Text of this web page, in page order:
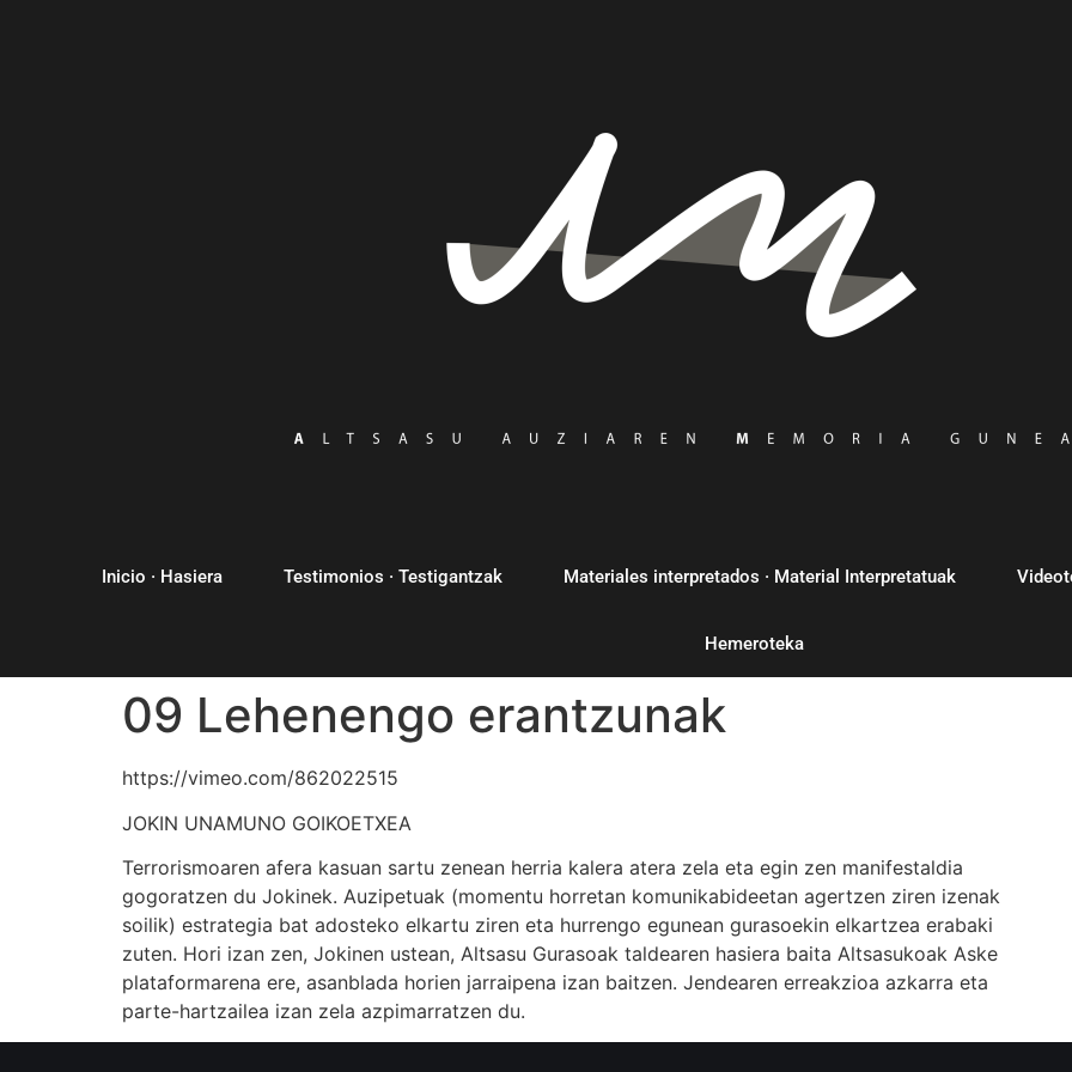
Inicio · Hasiera Testimonios · Testigantzak Materiales interpretados · Material Interpretatuak
Hemeroteka
09 Lehenengo erantzunak
https://vimeo.com/862022515
JOKIN UNAMUNO GOIKOETXEA
Terrorismoaren afera kasuan sartu zenean herria kalera atera zela eta egin zen manifestaldia
gogoratzen du Jokinek. Auzipetuak (momentu horretan komunikabideetan agertzen ziren izenak
soilik) estrategia bat adosteko elkartu ziren eta hurrengo egunean gurasoekin elkartzea erabaki
zuten. Hori izan zen, Jokinen ustean, Altsasu Gurasoak taldearen hasiera baita Altsasukoak Aske
plataformarena ere, asanblada horien jarraipena izan baitzen. Jendearen erreakzioa azkarra eta
parte-hartzailea izan zela azpimarratzen du.